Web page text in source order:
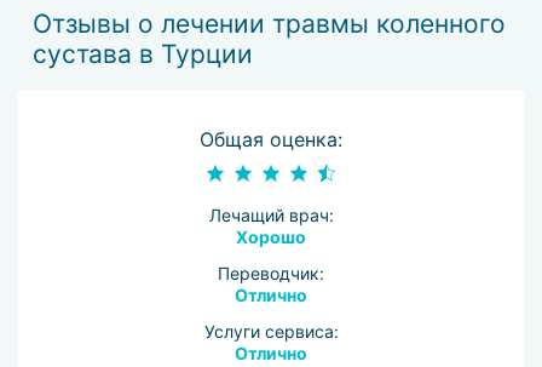
Отзывы о лечении травмы коленного
сустава в Турции
Общая оценка:
Лечащий врач:
Хорошо
Переводчик:
Отлично
Услуги сервиса:
Отлично